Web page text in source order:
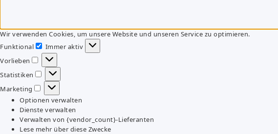
Wir verwenden Cookies, um unsere Website und unseren Service zu optimieren.
Funktional
Funktional
Immer aktiv
Vorlieben
Vorlieben
Statistiken
Statistiken
Marketing
Marketing
Optionen verwalten
Dienste verwalten
Verwalten von {vendor_count}-Lieferanten
Lese mehr über diese Zwecke